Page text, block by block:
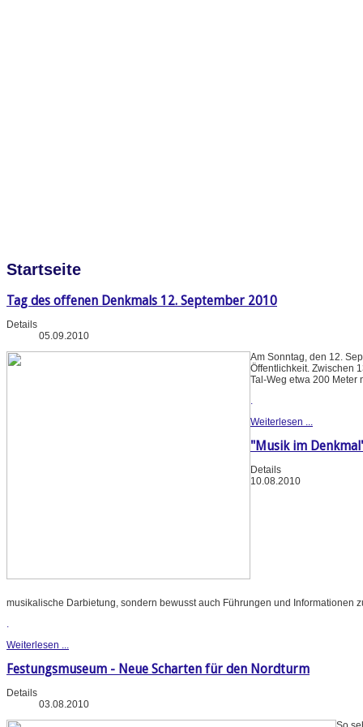
Startseite
Tag des offenen Denkmals 12. September 2010
Details
05.09.2010
Am Sonntag, den 12.
Öffentlichkeit. Zwischen
Tal-Weg etwa 200 Meter
.
Weiterlesen ...
"Musik im
Details
10.08.2010
musikalische Darbietung, sondern bewusst auch Führungen und Informationen
Weiterlesen ...
Festungsmuseum - Neue Scharten für den Nordturm
Details
03.08.2010